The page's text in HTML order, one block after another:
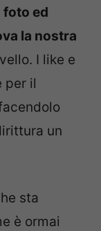
foto ed
la nostra
I like e
per il
un
sta
è ormai